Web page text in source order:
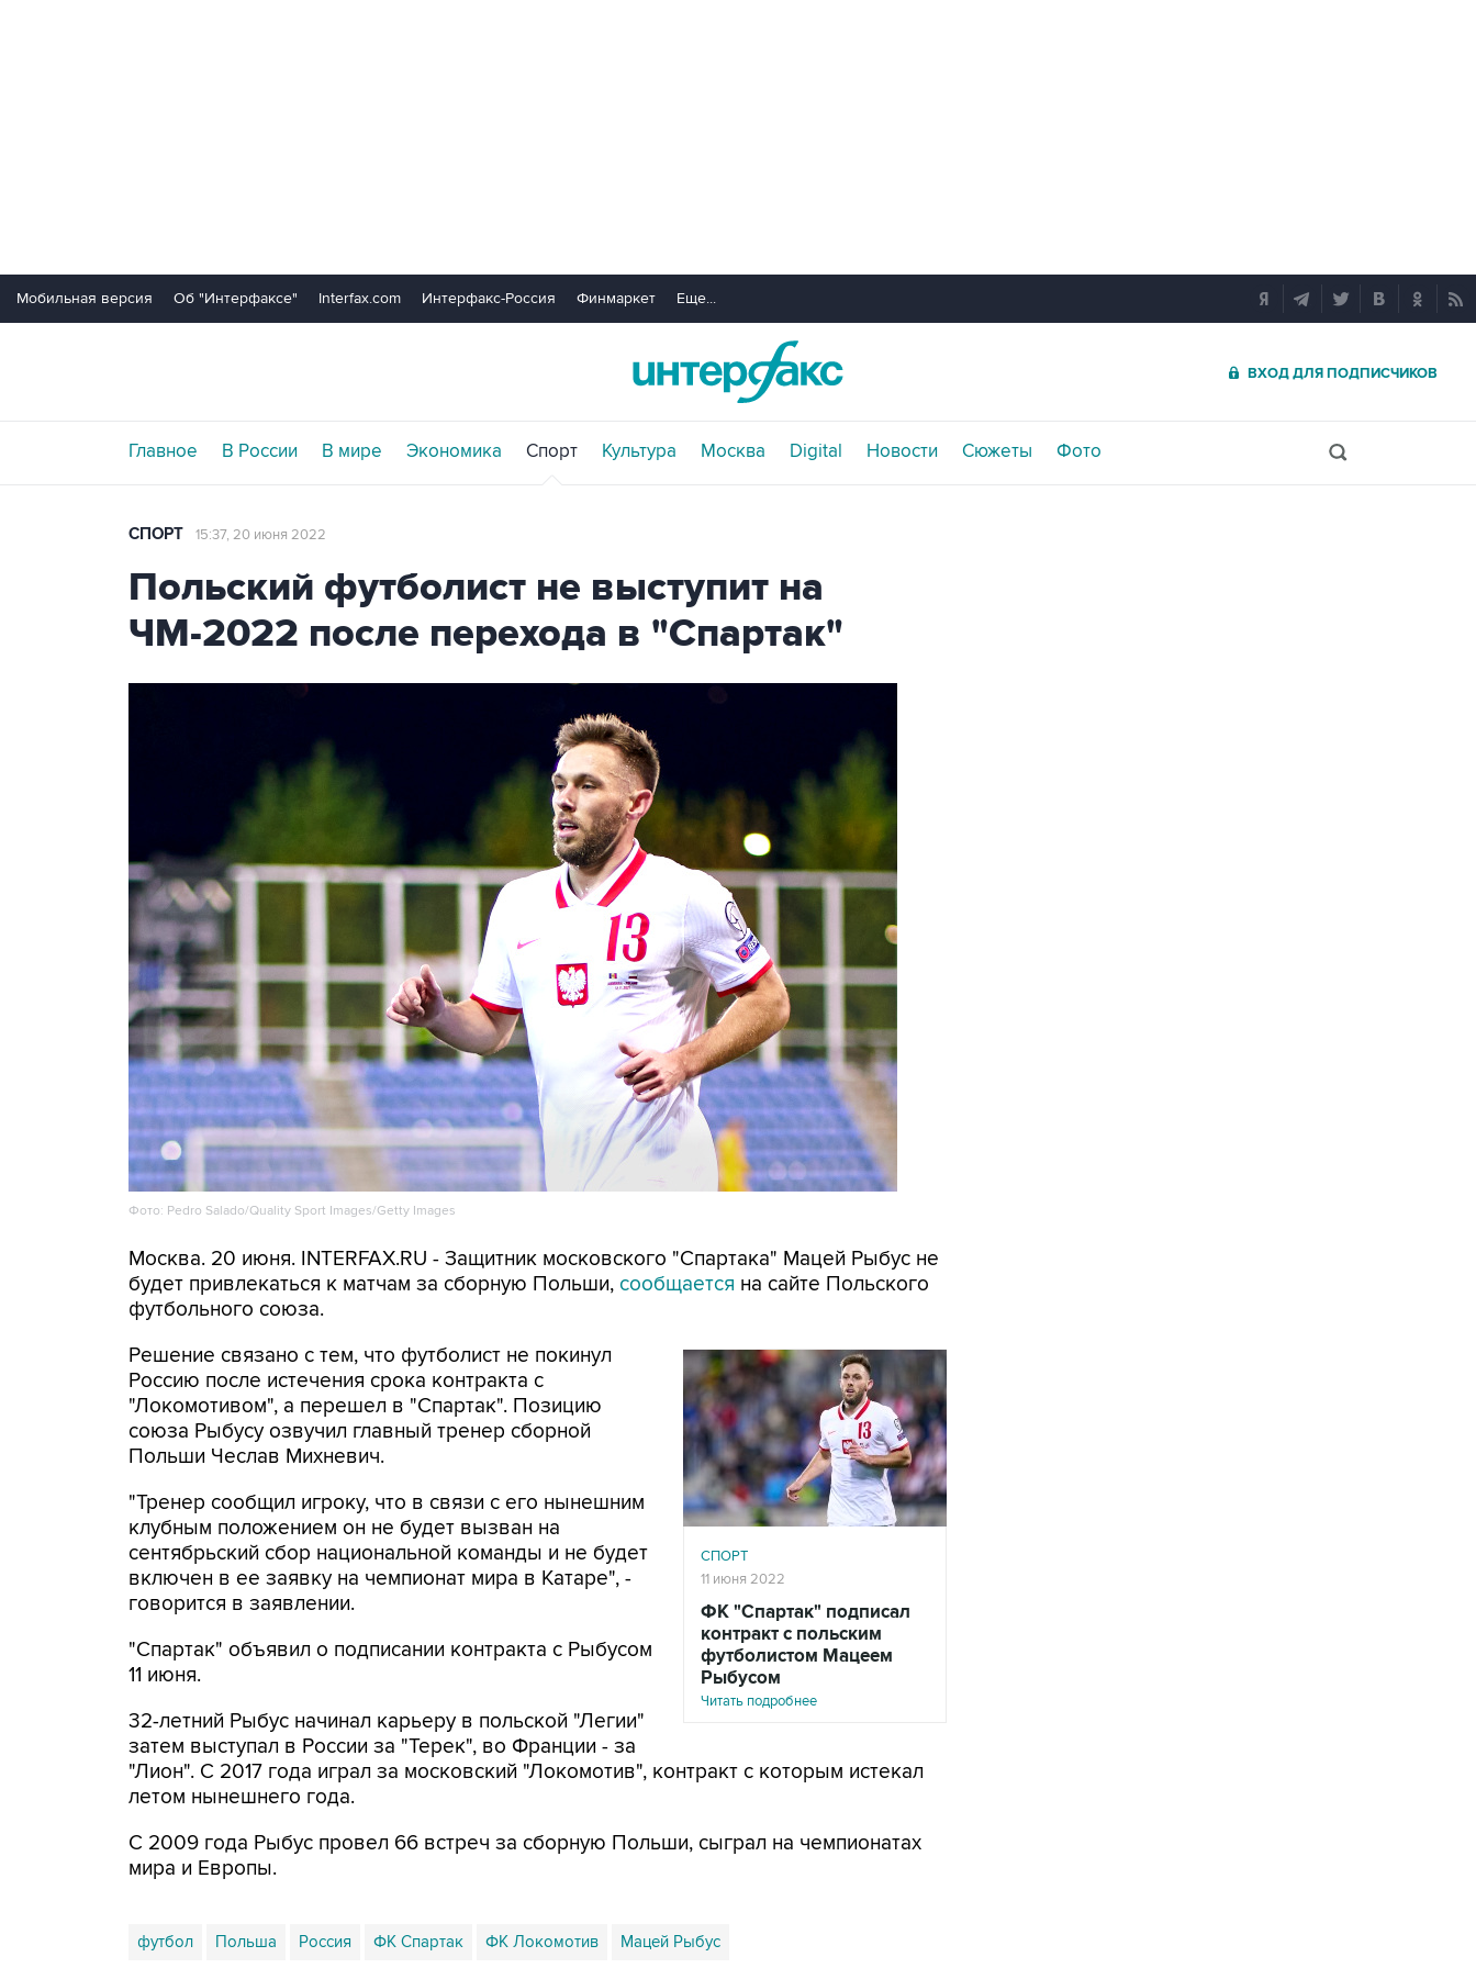
Мобильная версия Об "Интерфаксе" Interfax.com Интерфакс-Россия Финмаркет Еще...
ВХОД ДЛЯ ПОДПИСЧИКОВ
Главное В России В мире Экономика Спорт Культура Москва Digital Новости Сюжеты Фото
СПОРТ 15:37, 20 июня 2022
Польский футболист не выступит на
ЧМ-2022 после перехода в "Спартак"
Фото: Pedro Salado/Quality Sport Images/Getty Images
Москва. 20 июня. INTERFAX.RU - Защитник московского "Спартака" Мацей Рыбус не
будет привлекаться к матчам за сборную Польши, сообщается на сайте Польского
футбольного союза.
СПОРТ
11 июня 2022
ФК "Спартак" подписал
контракт с польским
футболистом Мацеем
Рыбусом
Читать подробнее
Решение связано с тем, что футболист не покинул
Россию после истечения срока контракта с
"Локомотивом", а перешел в "Спартак". Позицию
союза Рыбусу озвучил главный тренер сборной
Польши Чеслав Михневич.
"Тренер сообщил игроку, что в связи с его нынешним
клубным положением он не будет вызван на
сентябрьский сбор национальной команды и не будет
включен в ее заявку на чемпионат мира в Катаре", -
говорится в заявлении.
"Спартак" объявил о подписании контракта с Рыбусом
11 июня.
32-летний Рыбус начинал карьеру в польской "Легии"
затем выступал в России за "Терек", во Франции - за
"Лион". С 2017 года играл за московский "Локомотив", контракт с которым истекал
летом нынешнего года.
С 2009 года Рыбус провел 66 встреч за сборную Польши, сыграл на чемпионатах
мира и Европы.
футбол Польша Россия ФК Спартак ФК Локомотив Мацей Рыбус